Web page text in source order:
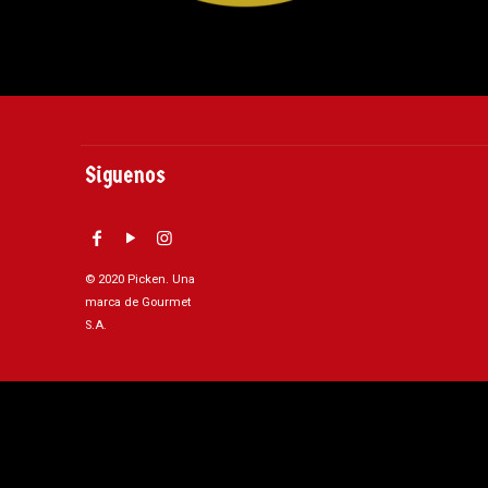
Siguenos
© 2020 Picken. Una
marca de Gourmet
S.A.